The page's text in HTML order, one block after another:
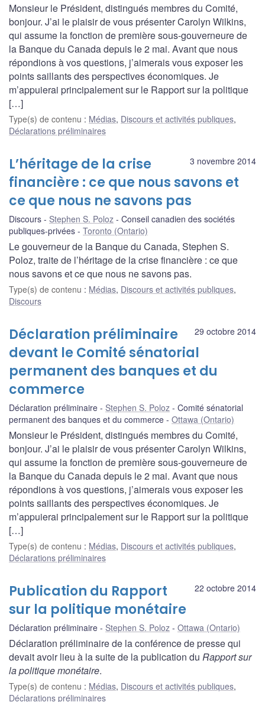
Monsieur le Président, distingués membres du Comité,
bonjour. J’ai le plaisir de vous présenter Carolyn Wilkins,
qui assume la fonction de première sous-gouverneure de
la Banque du Canada depuis le 2 mai. Avant que nous
répondions à vos questions, j’aimerais vous exposer les
points saillants des perspectives économiques. Je
m’appuierai principalement sur le Rapport sur la politique
[…]
Type(s) de contenu : Médias, Discours et activités publiques,
Déclarations préliminaires
3 novembre 2014
L’héritage de la crise
financière : ce que nous savons et
ce que nous ne savons pas
Discours Stephen S. Poloz
Conseil canadien des sociétés
publiques-privées
Toronto (Ontario)
Le gouverneur de la Banque du Canada, Stephen S.
Poloz, traite de l’héritage de la crise financière : ce que
nous savons et ce que nous ne savons pas.
Type(s) de contenu : Médias, Discours et activités publiques,
Discours
29 octobre 2014
Déclaration préliminaire
devant le Comité sénatorial
permanent des banques et du
commerce
Déclaration préliminaire Stephen S. Poloz
Comité sénatorial
permanent des banques et du commerce
Ottawa (Ontario)
Monsieur le Président, distingués membres du Comité,
bonjour. J’ai le plaisir de vous présenter Carolyn Wilkins,
qui assume la fonction de première sous-gouverneure de
la Banque du Canada depuis le 2 mai. Avant que nous
répondions à vos questions, j’aimerais vous exposer les
points saillants des perspectives économiques. Je
m’appuierai principalement sur le Rapport sur la politique
[…]
Type(s) de contenu : Médias, Discours et activités publiques,
Déclarations préliminaires
22 octobre 2014
Publication du Rapport
sur la politique monétaire
Déclaration préliminaire Stephen S. Poloz Ottawa (Ontario)
Déclaration préliminaire de la conférence de presse qui
devait avoir lieu à la suite de la publication du Rapport sur
la politique monétaire.
Type(s) de contenu : Médias, Discours et activités publiques,
Déclarations préliminaires